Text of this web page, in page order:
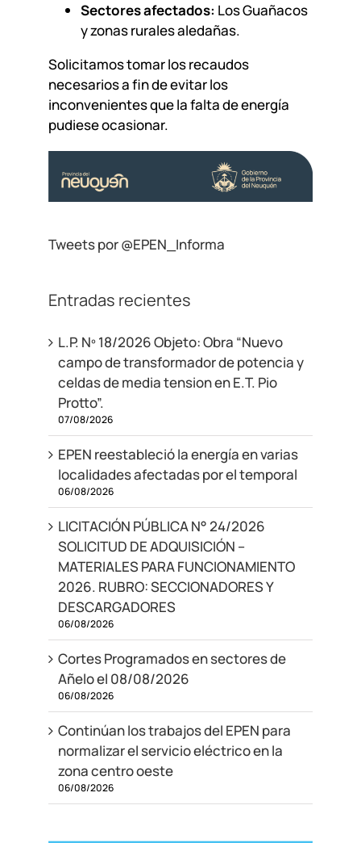
Sectores afectados: Los Guañacos
y zonas rurales aledañas.
Solicitamos tomar los recaudos
necesarios a fin de evitar los
inconvenientes que la falta de energía
pudiese ocasionar.
Tweets por @EPEN_Informa
Entradas recientes
L.P. Nº 18/2026 Objeto: Obra “Nuevo
campo de transformador de potencia y
celdas de media tension en E.T. Pio
Protto”.
07/08/2026
EPEN reestableció la energía en varias
localidades afectadas por el temporal
06/08/2026
LICITACIÓN PÚBLICA N° 24/2026
SOLICITUD DE ADQUISICIÓN –
MATERIALES PARA FUNCIONAMIENTO
2026. RUBRO: SECCIONADORES Y
DESCARGADORES
06/08/2026
Cortes Programados en sectores de
Añelo el 08/08/2026
06/08/2026
Continúan los trabajos del EPEN para
normalizar el servicio eléctrico en la
zona centro oeste
06/08/2026